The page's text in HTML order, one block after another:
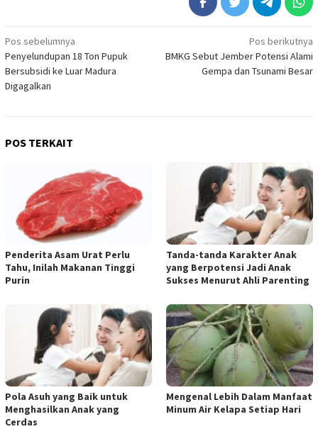
Navigasi
pos
Pos sebelumnya
Penyelundupan 18 Ton Pupuk
Bersubsidi ke Luar Madura
Digagalkan
Pos berikutnya
BMKG Sebut Jember Potensi Alami
Gempa dan Tsunami Besar
POS TERKAIT
Penderita Asam Urat Perlu
Tahu, Inilah Makanan Tinggi
Purin
Tanda-tanda Karakter Anak
yang Berpotensi Jadi Anak
Sukses Menurut Ahli Parenting
Pola Asuh yang Baik untuk
Menghasilkan Anak yang
Cerdas
Mengenal Lebih Dalam Manfaat
Minum Air Kelapa Setiap Hari